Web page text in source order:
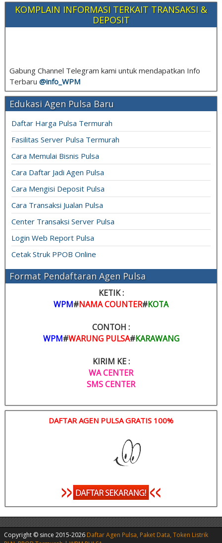
KOMPLAIN INFORMASI TERKAIT TRANSAKSI &
DEPOSIT
Gabung Channel Telegram kami untuk mendapatkan Info
Terbaru @info_ WPM
Edukasi Agen Pulsa Baru
Daftar Harga Pulsa Termurah
Fasilitas Server Pulsa Termurah
Cara Memulai Bisnis Pulsa
Cara Daftar Jadi Agen Pulsa
Cara Mengisi Deposit Pulsa
Cara Transaksi Jualan Pulsa
Center Transaksi Server Pulsa
Login Web Report Pulsa
Cetak Struk PPOB Online
Format Pendaftaran Agen Pulsa
KETIK :
WPM#NAMA COUNTER#KOTA
CONTOH :
WPM#WARUNG PULSA#KARAWANG
KIRIM KE :
WA CENTER
SMS CENTER
DAFTAR AGEN PULSA GRATIS 100%
Copyright © since 2015-2026 Daftar Agen Pulsa, Paket Data, Token Listrik